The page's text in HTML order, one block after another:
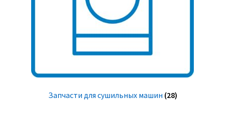
Запчасти для сушильных машин (28)